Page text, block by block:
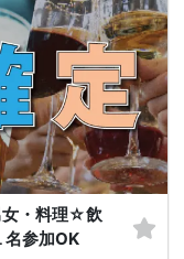
女・料理☆飲
名参加OK